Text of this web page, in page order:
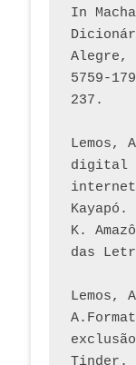
In
Alegre,
5759-
237.
Lemos,
digital
internet
K.
das
Lemos,
Tinder.